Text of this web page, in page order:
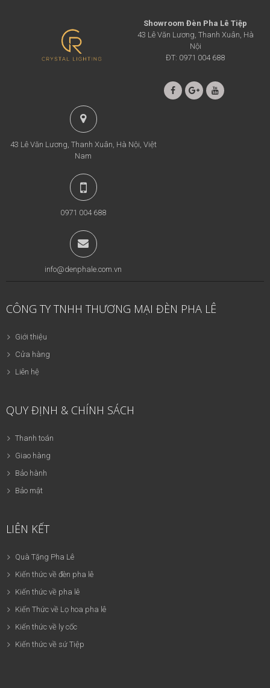
Showroom Đèn Pha Lê Tiệp
43 Lê Văn Lương, Thanh Xuân, Hà
Nội
ĐT: 0971 004 688
43 Lê Văn Lương, Thanh Xuân, Hà Nội, Việt
Nam
0971 004 688
info@denphale.com.vn
CÔNG TY TNHH THƯƠNG MẠI ĐÈN PHA LÊ
Giới thiệu
Cửa hàng
Liên hệ
QUY ĐỊNH & CHÍNH SÁCH
Thanh toán
Giao hàng
Bảo hành
Bảo mật
LIÊN KẾT
Quà Tặng Pha Lê
Kiến thức về đèn pha lê
Kiến thức về pha lê
Kiến Thức về Lọ hoa pha lê
Kiến thức về ly cốc
Kiến thức về sứ Tiệp